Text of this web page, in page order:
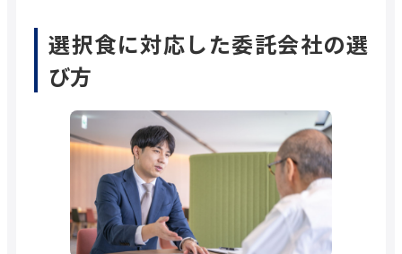
選択食に対応した委託会社の選
び方